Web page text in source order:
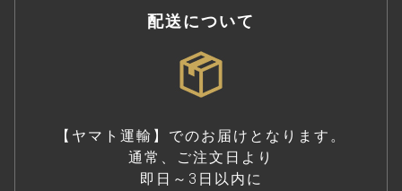
配送について
【ヤマト運輸】でのお届けとなります。
通常、ご注文日より
即日～3日以内に